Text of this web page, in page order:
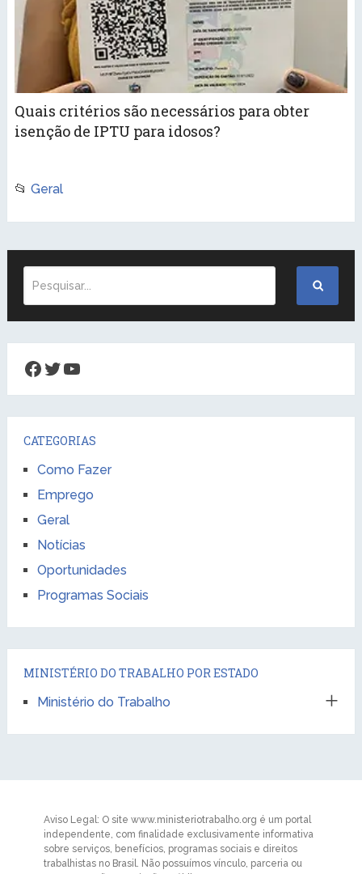
Quais critérios são necessários para obter
isenção de IPTU para idosos?
📂 Geral
Facebook
Twitter
Youtube
CATEGORIAS
Como Fazer
Emprego
Geral
Notícias
Oportunidades
Programas Sociais
MINISTÉRIO DO TRABALHO POR ESTADO
Ministério do Trabalho
Aviso Legal: O site www.ministeriotrabalho.org é um portal
independente, com finalidade exclusivamente informativa
sobre serviços, benefícios, programas sociais e direitos
trabalhistas no Brasil. Não possuímos vínculo, parceria ou